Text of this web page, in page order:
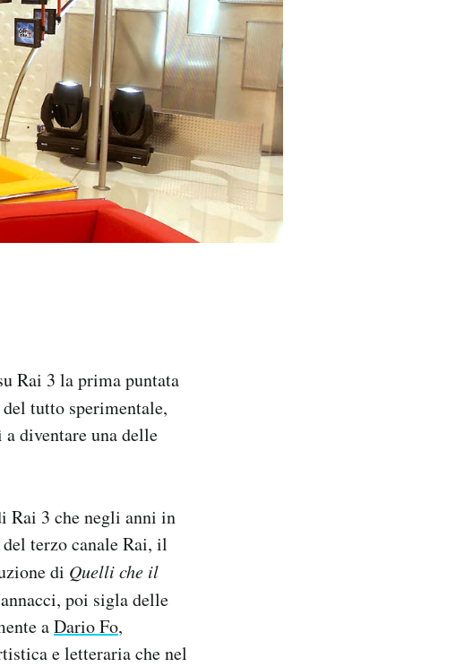
Rai 3 la prima puntata
tutto sperimentale,
diventare una delle
Rai 3 che negli anni in
terzo canale Rai, il
di Quelli che il
poi sigla delle
aDario Fo,
e letteraria che nel